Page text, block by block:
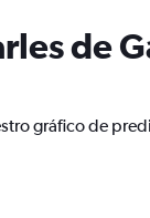
de
gráfico de